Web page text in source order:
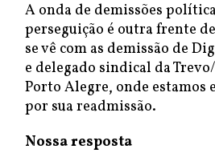
A onda de demissões
perseguição é outra frente
se vê com as demissão de
e delegado sindical da
Porto Alegre, onde estamos
por sua readmissão.
Nossa resposta